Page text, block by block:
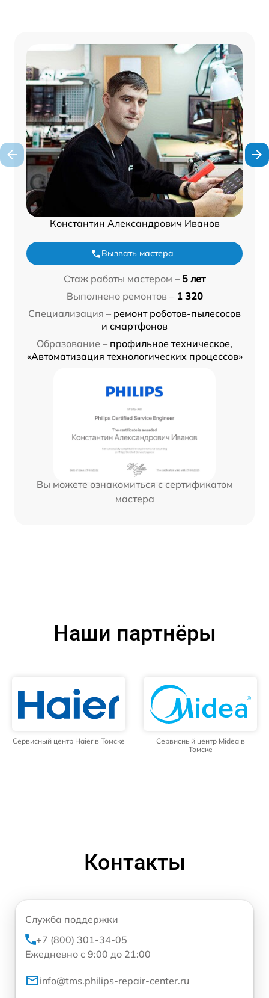
Константин Александрович Иванов
Вызвать мастера
Стаж работы мастером – 5 лет
Выполнено ремонтов – 1 320
Специализация – ремонт роботов-пылесосов
и смартфонов
Образование – профильное техническое,
«Автоматизация технологических процессов»
Вы можете ознакомиться с сертификатом
мастера
Наши партнёры
Сервисный центр Haier в Томске
Сервисный центр Midea в
Томске
Контакты
Служба поддержки
+7 (800) 301-34-05
Ежедневно с 9:00 до 21:00
info@tms.philips-repair-center.ru